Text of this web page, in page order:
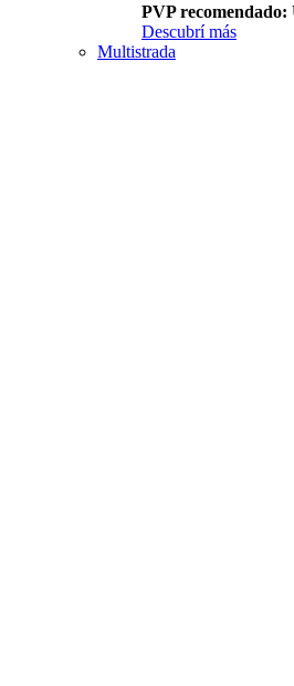
PVP recomendado:
Descubrí más
Multistrada